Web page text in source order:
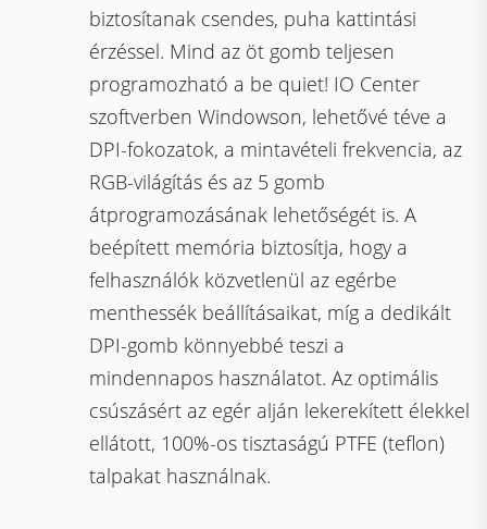
biztosítanak csendes, puha kattintási
érzéssel. Mind az öt gomb teljesen
programozható a be quiet! IO Center
szoftverben Windowson, lehetővé téve a
DPI-fokozatok, a mintavételi frekvencia, az
RGB-világítás és az 5 gomb
átprogramozásának lehetőségét is. A
beépített memória biztosítja, hogy a
felhasználók közvetlenül az egérbe
menthessék beállításaikat, míg a dedikált
DPI-gomb könnyebbé teszi a
mindennapos használatot. Az optimális
csúszásért az egér alján lekerekített élekkel
ellátott, 100%-os tisztaságú PTFE (teflon)
talpakat használnak.